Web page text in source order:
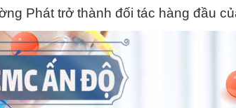
Phát trở thành đối tác hàng đầu